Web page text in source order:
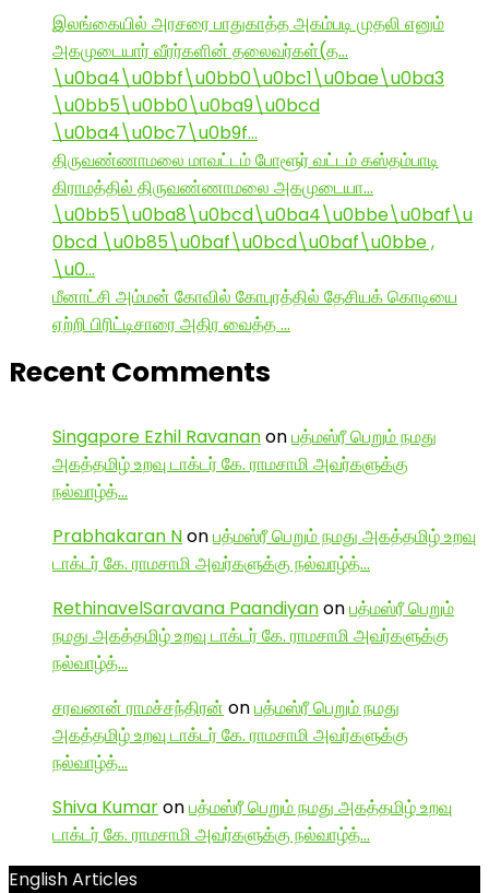
இலங்கையில் அரசரை பாதுகாத்த அகம்படி முதலி எனும்
அகமுடையார் வீரர்களின் தலைவர்கள்(த…
\u0ba4\u0bbf\u0bb0\u0bc1\u0bae\u0ba3
\u0bb5\u0bb0\u0ba9\u0bcd
\u0ba4\u0bc7\u0b9f…
திருவண்ணாமலை மாவட்டம் போளூர் வட்டம் கஸ்தம்பாடி
கிராமத்தில் திருவண்ணாமலை அகமுடையா…
\u0bb5\u0ba8\u0bcd\u0ba4\u0bbe\u0baf\u
0bcd \u0b85\u0baf\u0bcd\u0baf\u0bbe ,
\u0…
மீனாட்சி அம்மன் கோவில் கோபுரத்தில் தேசியக் கொடியை
ஏற்றி பிரிட்டிசாரை அதிர வைத்த …
Recent Comments
Singapore Ezhil Ravananonபத்மஸ்ரீ பெறும் நமது
அகத்தமிழ் உறவு டாக்டர் கே. ராமசாமி அவர்களுக்கு
நல்வாழ்த்…
Prabhakaran Nonபத்மஸ்ரீ பெறும் நமது அகத்தமிழ் உறவு
டாக்டர் கே. ராமசாமி அவர்களுக்கு நல்வாழ்த்…
RethinavelSaravana Paandiyanonபத்மஸ்ரீ பெறும்
நமது அகத்தமிழ் உறவு டாக்டர் கே. ராமசாமி அவர்களுக்கு
நல்வாழ்த்…
சரவணன் ராமச்சந்திரன் onபத்மஸ்ரீ பெறும் நமது
அகத்தமிழ் உறவு டாக்டர் கே. ராமசாமி அவர்களுக்கு
நல்வாழ்த்…
Shiva Kumaronபத்மஸ்ரீ பெறும் நமது அகத்தமிழ் உறவு
டாக்டர் கே. ராமசாமி அவர்களுக்கு நல்வாழ்த்…
English Articles